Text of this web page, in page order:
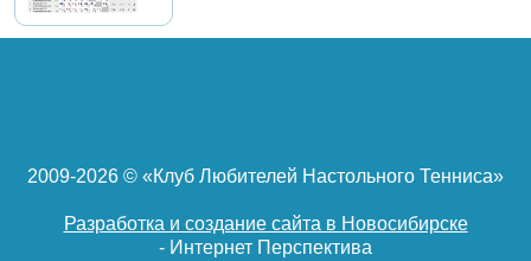
2009-2026 © «Клуб Любителей Настольного Тенниса»
Разработка и создание сайта в Новосибирске
- Интернет Перспектива